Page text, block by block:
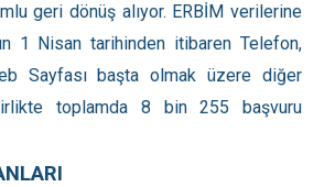
geri dönüş alıyor. ERBİM verilerine
1 Nisan tarihinden itibaren Telefon,
Sayfası başta olmak üzere diğer
toplamda 8 bin 255 başvuru